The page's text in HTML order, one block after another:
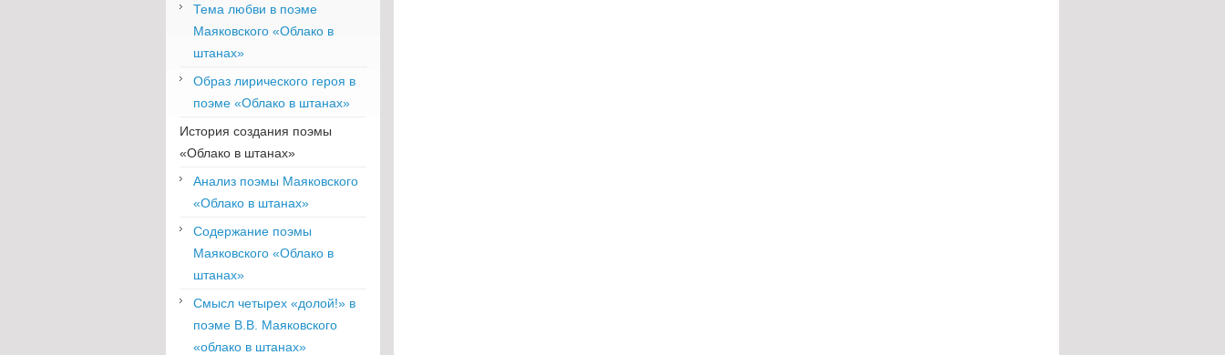
Тема любви в поэме
Маяковского «Облако в
штанах»
Образ лирического героя в
поэме «Облако в штанах»
История создания поэмы
«Облако в штанах»
Анализ поэмы Маяковского
«Облако в штанах»
Содержание поэмы
Маяковского «Облако в
штанах»
Смысл четырех «долой!» в
поэме В.В. Маяковского
«облако в штанах»